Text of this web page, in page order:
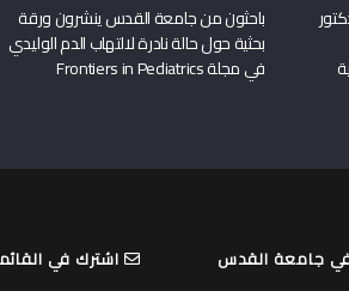
باحثون من جامعة القدس ينشرون ورقة
بحثية حول حالة نادرة لالتهاب الدم الوليدي
في مجلة Frontiers in Pediatrics
في جامعة القدس اشترك في